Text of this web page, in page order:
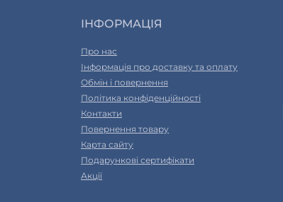
ІНФОРМАЦІЯ
Про нас
Інформація про доставку та оплату
Обмін і повернення
Політика конфіденційності
Контакти
Повернення товару
Карта сайту
Подарункові сертифікати
Акції